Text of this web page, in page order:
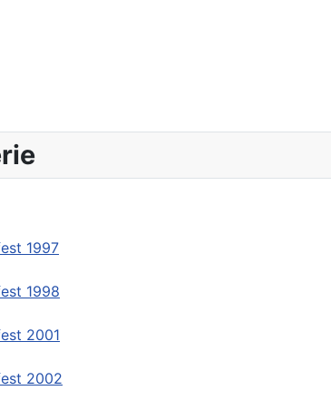
1997
1998
2001
2002